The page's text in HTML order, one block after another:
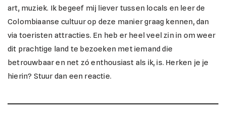
art, muziek. Ik begeef mij liever tussen locals en leer de
Colombiaanse cultuur op deze manier graag kennen, dan
via toeristen attracties. En heb er heel veel zin in om weer
dit prachtige land te bezoeken met iemand die
betrouwbaar en net zó enthousiast als ik, is. Herken je je
hierin? Stuur dan een reactie.